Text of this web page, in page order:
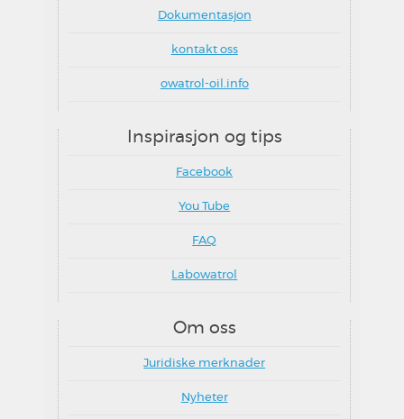
Dokumentasjon
kontakt oss
owatrol-oil.info
Inspirasjon og tips
Facebook
You Tube
FAQ
Labowatrol
Om oss
Juridiske merknader
Nyheter